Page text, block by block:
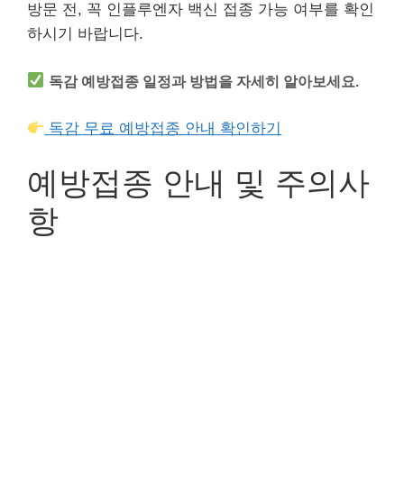
방문 전, 꼭 인플루엔자 백신 접종 가능 여부를 확인
하시기 바랍니다.
독감 예방접종 일정과 방법을 자세히 알아보세요.
독감 무료 예방접종 안내 확인하기
예방접종 안내 및 주의사
항